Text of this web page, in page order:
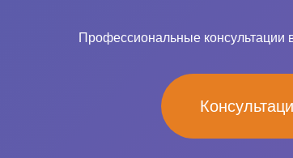
Профессиональные консультации